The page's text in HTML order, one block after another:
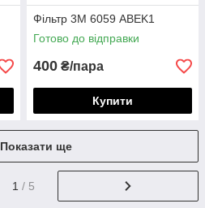
Фільтр 3М 6059 ABEK1
Готово до відправки
400 ₴/пара
Купити
Показати ще
1 / 5